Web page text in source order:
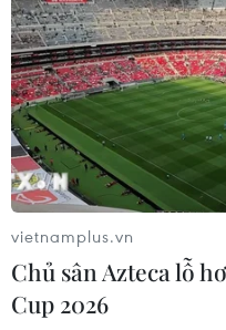
Bầu cử Tổng
có khả năng cao tái
13/02/2022 07:44
Trong số 4 ứng cử viên
vietnamplus.vn
Chủ sân Azteca lỗ
Cup 2026